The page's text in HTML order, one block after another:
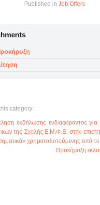
Published in Job Offers
category:
εκδήλωσης ενδιαφέροντος
της Σχολής Ε.Μ.Φ.Ε. στην
χρηματοδοτούμενης από
Προκήρυξη